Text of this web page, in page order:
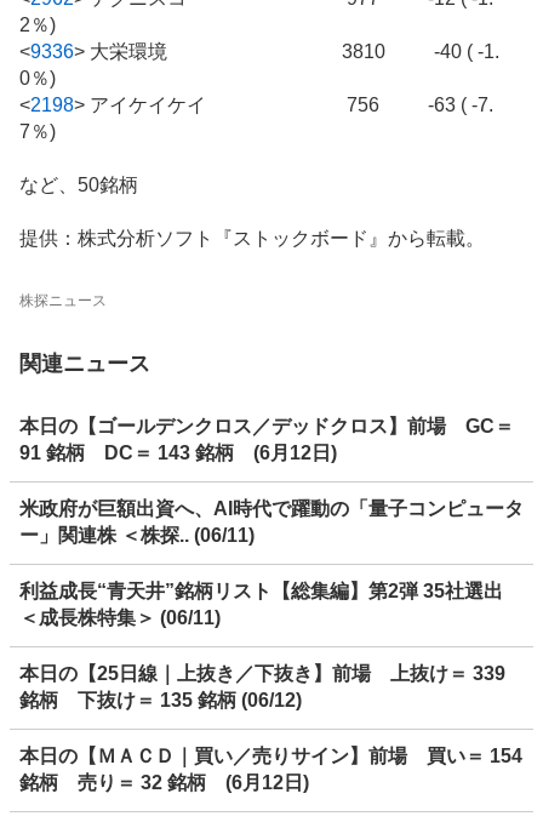
2％)
<9336> 大栄環境 3810 -40 ( -1.
0％)
<2198> アイケイケイ 756 -63 ( -7.
7％)
など、50銘柄
提供：株式分析ソフト『ストックボード』から転載。
株探ニュース
関連ニュース
本日の【ゴールデンクロス／デッドクロス】前場 GC＝
91 銘柄 DC＝ 143 銘柄 (6月12日)
米政府が巨額出資へ、AI時代で躍動の「量子コンピュータ
ー」関連株 ＜株探.. (06/11)
利益成長“青天井”銘柄リスト【総集編】第2弾 35社選出
＜成長株特集＞ (06/11)
本日の【25日線｜上抜き／下抜き】前場 上抜け＝ 339
銘柄 下抜け＝ 135 銘柄 (06/12)
本日の【ＭＡＣＤ｜買い／売りサイン】前場 買い＝ 154
銘柄 売り＝ 32 銘柄 (6月12日)